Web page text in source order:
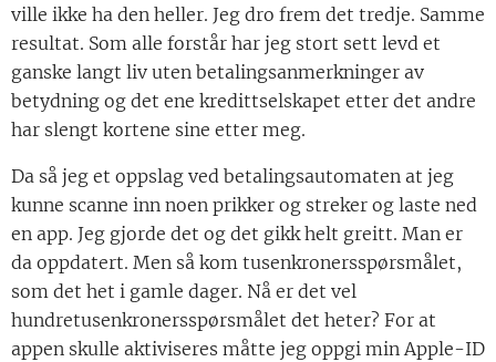
ville ikke ha den heller. Jeg dro frem det tredje. Samme
resultat. Som alle forstår har jeg stort sett levd et
ganske langt liv uten betalingsanmerkninger av
betydning og det ene kredittselskapet etter det andre
har slengt kortene sine etter meg.
Da så jeg et oppslag ved betalingsautomaten at jeg
kunne scanne inn noen prikker og streker og laste ned
en app. Jeg gjorde det og det gikk helt greitt. Man er
da oppdatert. Men så kom tusenkronersspørsmålet,
som det het i gamle dager. Nå er det vel
hundretusenkronersspørsmålet det heter? For at
appen skulle aktiviseres måtte jeg oppgi min Apple-ID